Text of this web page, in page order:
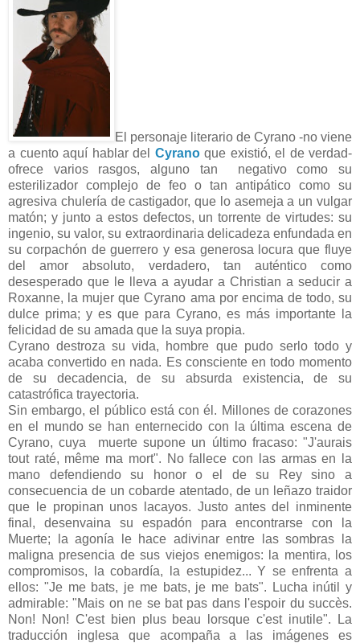
El personaje literario de Cyrano -no viene
a cuento aquí hablar del Cyrano que existió, el de verdad-
ofrece varios rasgos, alguno tan negativo como su
esterilizador complejo de feo o tan antipático como su
agresiva chulería de castigador, que lo asemeja a un vulgar
matón; y junto a estos defectos, un torrente de virtudes: su
ingenio, su valor, su extraordinaria delicadeza enfundada en
su corpachón de guerrero y esa generosa locura que fluye
del amor absoluto, verdadero, tan auténtico como
desesperado que le lleva a ayudar a Christian a seducir a
Roxanne, la mujer que Cyrano ama por encima de todo, su
dulce prima; y es que para Cyrano, es más importante la
felicidad de su amada que la suya propia.
Cyrano destroza su vida, hombre que pudo serlo todo y
acaba convertido en nada. Es consciente en todo momento
de su decadencia, de su absurda existencia, de su
catastrófica trayectoria.
Sin embargo, el público está con él. Millones de corazones
en el mundo se han enternecido con la última escena de
Cyrano, cuya muerte supone un último fracaso: "J'aurais
tout raté, même ma mort". No fallece con las armas en la
mano defendiendo su honor o el de su Rey sino a
consecuencia de un cobarde atentado, de un leñazo traidor
que le propinan unos lacayos. Justo antes del inminente
final, desenvaina su espadón para encontrarse con la
Muerte; la agonía le hace adivinar entre las sombras la
maligna presencia de sus viejos enemigos: la mentira, los
compromisos, la cobardía, la estupidez... Y se enfrenta a
ellos: "Je me bats, je me bats, je me bats". Lucha inútil y
admirable: "Mais on ne se bat pas dans l'espoir du succès.
Non! Non! C'est bien plus beau lorsque c'est inutile". La
traducción inglesa que acompaña a las imágenes es